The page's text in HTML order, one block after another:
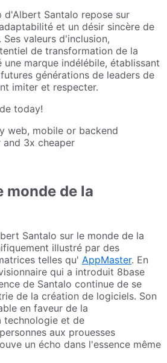
d'Albert Santalo repose sur
et un désir sincère de
valeurs d'inclusion,
de transformation de la
marque indélébile, établissant
générations de leaders de
imiter et respecter.
today!
web, mobile or backend
3x cheaper
monde de la
Santalo sur le monde de la
illustré par des
telles qu' AppMaster. En
qui a introduit 8base
de Santalo continue de se
de la création de logiciels. Son
en faveur de la
technologie et de
aux prouesses
un écho dans l'essence même